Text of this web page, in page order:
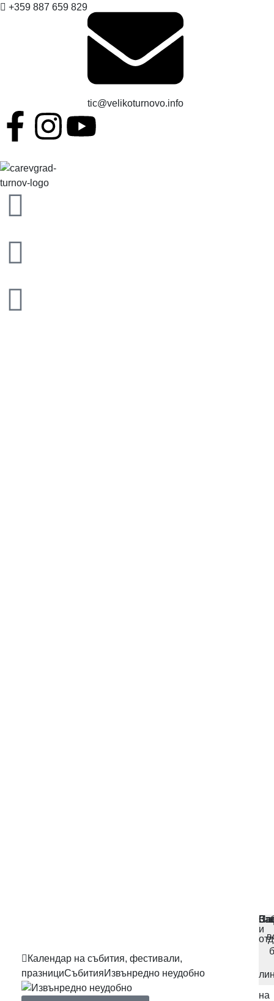
+359 887 659 829
tic@velikoturnovo.info
EN
ES
RO
ВЕЛИКО ТЪРНОВО - СРЕДНОВЕКОВНАТА СТОЛИЦА НА БЪЛГАРИЯ
Календар на събития, фестивали,
празнициСъбитияИзвънредно неудобно
В
на
и